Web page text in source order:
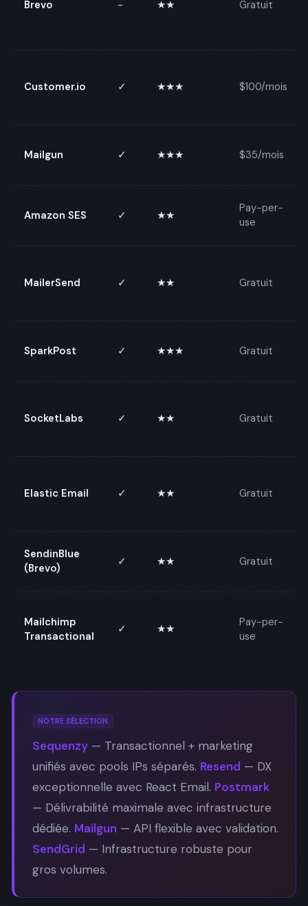
Brevo - ★★ Gratuit
Customer.io ✓ ★★★ $100/mois
Mailgun ✓ ★★★ $35/mois
Amazon SES ✓ ★★
Pay-per-
use
MailerSend ✓ ★★ Gratuit
SparkPost ✓ ★★★ Gratuit
SocketLabs ✓ ★★ Gratuit
Elastic Email ✓ ★★ Gratuit
SendinBlue
(Brevo)
✓ ★★ Gratuit
Mailchimp
Transactional
✓ ★★
Pay-per-
use
NOTRE SÉLECTION
Sequenzy— Transactionnel + marketing
unifiés avec pools IPs séparés. Resend — DX
exceptionnelle avec React Email. Postmark
— Délivrabilité maximale avec infrastructure
dédiée. Mailgun — API flexible avec validation.
SendGrid — Infrastructure robuste pour
gros volumes.